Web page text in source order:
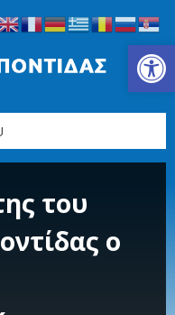
Ανοίξτε τη γραμμή εργαλείων
του
ο